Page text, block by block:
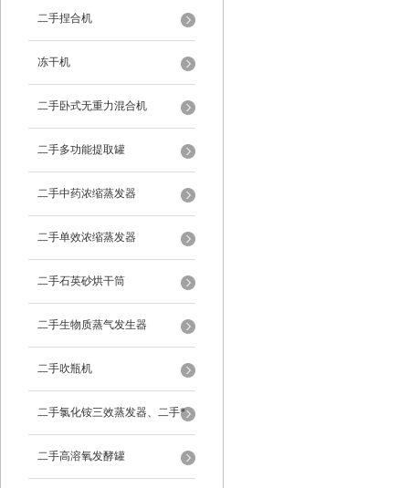
二手捏合机
冻干机
二手卧式无重力混合机
二手多功能提取罐
二手中药浓缩蒸发器
二手单效浓缩蒸发器
二手石英砂烘干筒
二手生物质蒸气发生器
二手吹瓶机
二手氯化铵三效蒸发器、二手*
蒸发器
二手高溶氧发酵罐